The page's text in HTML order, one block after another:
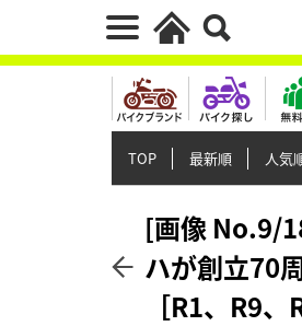
TOP 最新順 人気
[画像 No.9/
ハが創立70
［R1、R9、